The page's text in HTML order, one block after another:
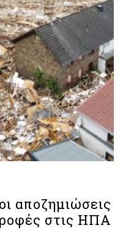
αποζημιώσεις
στις ΗΠΑ